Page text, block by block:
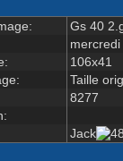
Gs 40
106x41
Taille
8277
Jack